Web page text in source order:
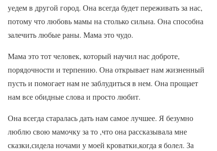
уедем в другой город. Она всегда будет переживать за нас,
потому что любовь мамы на столько сильна. Она способна
залечить любые раны. Мама это чудо.
Мама это тот человек, который научил нас доброте,
порядочности и терпению. Она открывает нам жизненный
пусть и помогает нам не заблудиться в нем. Она прощает
нам все обидные слова и просто любит.
Она всегда старалась дать нам самое лучшее. Я безумно
люблю свою мамочку за то ,что она рассказывала мне
сказки,сидела ночами у моей кроватки,когда я болел. За